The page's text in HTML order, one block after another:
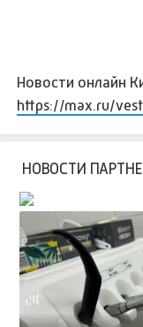
Новости онлайн
https://max.ru/
НОВОСТИ